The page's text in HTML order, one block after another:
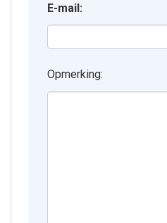
E-mail:
Opmerking: